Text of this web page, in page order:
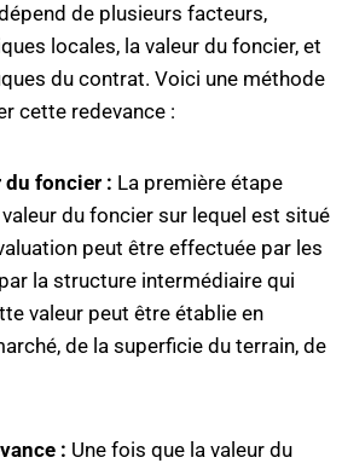
de plusieurs facteurs,
locales, la valeur du foncier, et
du contrat. Voici une méthode
cette redevance :
du foncier : La première étape
du foncier sur lequel est situé
peut être effectuée par les
la structure intermédiaire qui
valeur peut être établie en
de la superficie du terrain, de
: Une fois que la valeur du